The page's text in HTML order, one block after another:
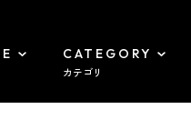
CATEGORY
カテゴリ